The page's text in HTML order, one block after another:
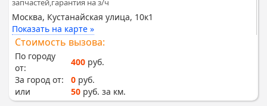
запчастей,гарантия на з/ч
Москва, Кустанайская улица, 10к1
Показать на карте »
Стоимость вызова:
По городу
от:
400 руб.
За город от:
0 руб.
или
50 руб. за км.